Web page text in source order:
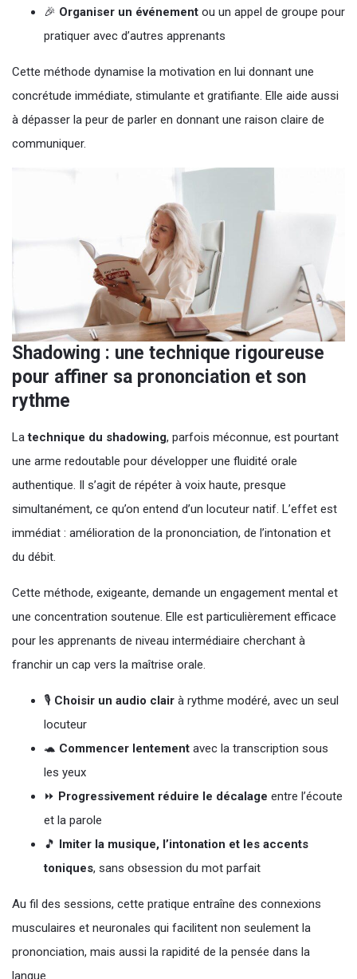
🎉 Organiser un événement ou un appel de groupe pour
pratiquer avec d’autres apprenants
Cette méthode dynamise la motivation en lui donnant une
concrétude immédiate, stimulante et gratifiante. Elle aide aussi
à dépasser la peur de parler en donnant une raison claire de
communiquer.
Shadowing : une technique rigoureuse
pour affiner sa prononciation et son
rythme
Latechnique du shadowing, parfois méconnue, est pourtant
une arme redoutable pour développer une fluidité orale
authentique. Il s’agit de répéter à voix haute, presque
simultanément, ce qu’on entend d’un locuteur natif. L’effet est
immédiat : amélioration de la prononciation, de l’intonation et
du débit.
Cette méthode, exigeante, demande un engagement mental et
une concentration soutenue. Elle est particulièrement efficace
pour les apprenants de niveau intermédiaire cherchant à
franchir un cap vers la maîtrise orale.
🎙️ Choisir un audio clair à rythme modéré, avec un seul
locuteur
🐢 Commencer lentement avec la transcription sous
les yeux
⏩ Progressivement réduire le décalage entre l’écoute
et la parole
🎵 Imiter la musique, l’intonation et les accents
toniques, sans obsession du mot parfait
Au fil des sessions, cette pratique entraîne des connexions
musculaires et neuronales qui facilitent non seulement la
prononciation, mais aussi la rapidité de la pensée dans la
langue.